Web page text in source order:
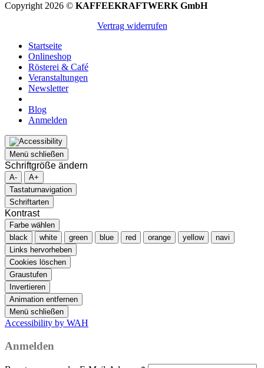
Copyright 2026 © KAFFEEKRAFTWERK GmbH
Vertrag widerrufen
Startseite
Onlineshop
Rösterei & Café
Veranstaltungen
Newsletter
Blog
Anmelden
Menü schließen
Schriftgröße ändern
A-
A+
Tastaturnavigation
Schriftarten
Kontrast
Farbe wählen
black
white green blue red orange yellow
navi
Links hervorheben
Cookies löschen
Graustufen
Invertieren
Animation entfernen
Menü schließen
Accessibility by WAH
Anmelden